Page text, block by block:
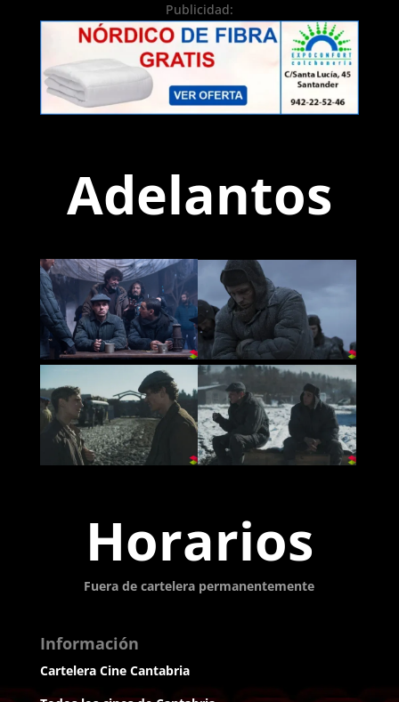
Publicidad:
Adelantos
Horarios
Fuera de cartelera permanentemente
Información
Cartelera Cine Cantabria